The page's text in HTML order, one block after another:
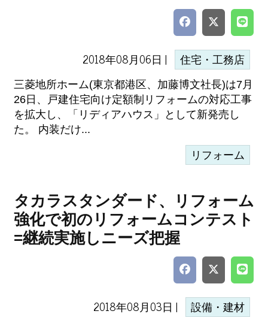
2018年08月06日 | 住宅・工務店
三菱地所ホーム(東京都港区、加藤博文社長)は7月
26日、戸建住宅向け定額制リフォームの対応工事
を拡大し、「リディアハウス」として新発売し
た。 内装だけ...
リフォーム
タカラスタンダード、リフォーム
強化で初のリフォームコンテスト
=継続実施しニーズ把握
2018年08月03日 | 設備・建材